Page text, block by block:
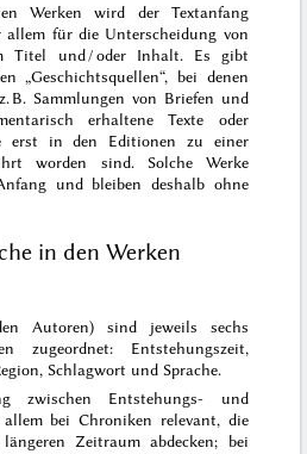
Werken wird der Textanfang
allem für die Unterscheidung von
Titel und / oder Inhalt. Es gibt
„Geschichtsquellen“, bei denen
B. Sammlungen von Briefen und
erhaltene Texte oder
erst in den Editionen zu einer
worden sind. Solche Werke
und bleiben deshalb ohne
in den Werken
Autoren) sind jeweils sechs
zugeordnet: Entstehungszeit,
Schlagwort und Sprache.
zwischen Entstehungs- und
bei Chroniken relevant, die
Zeitraum abdecken; bei